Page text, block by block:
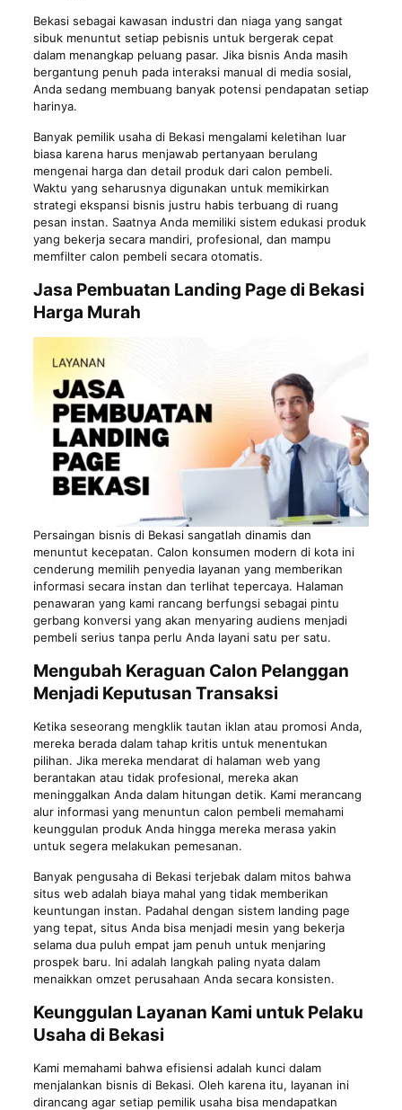
Bekasi sebagai kawasan industri dan niaga yang sangat
sibuk menuntut setiap pebisnis untuk bergerak cepat
dalam menangkap peluang pasar. Jika bisnis Anda masih
bergantung penuh pada interaksi manual di media sosial,
Anda sedang membuang banyak potensi pendapatan setiap
harinya.
Banyak pemilik usaha di Bekasi mengalami keletihan luar
biasa karena harus menjawab pertanyaan berulang
mengenai harga dan detail produk dari calon pembeli.
Waktu yang seharusnya digunakan untuk memikirkan
strategi ekspansi bisnis justru habis terbuang di ruang
pesan instan. Saatnya Anda memiliki sistem edukasi produk
yang bekerja secara mandiri, profesional, dan mampu
memfilter calon pembeli secara otomatis.
Jasa Pembuatan Landing Page di Bekasi
Harga Murah
Persaingan bisnis di Bekasi sangatlah dinamis dan
menuntut kecepatan. Calon konsumen modern di kota ini
cenderung memilih penyedia layanan yang memberikan
informasi secara instan dan terlihat tepercaya. Halaman
penawaran yang kami rancang berfungsi sebagai pintu
gerbang konversi yang akan menyaring audiens menjadi
pembeli serius tanpa perlu Anda layani satu per satu.
Mengubah Keraguan Calon Pelanggan
Menjadi Keputusan Transaksi
Ketika seseorang mengklik tautan iklan atau promosi Anda,
mereka berada dalam tahap kritis untuk menentukan
pilihan. Jika mereka mendarat di halaman web yang
berantakan atau tidak profesional, mereka akan
meninggalkan Anda dalam hitungan detik. Kami merancang
alur informasi yang menuntun calon pembeli memahami
keunggulan produk Anda hingga mereka merasa yakin
untuk segera melakukan pemesanan.
Banyak pengusaha di Bekasi terjebak dalam mitos bahwa
situs web adalah biaya mahal yang tidak memberikan
keuntungan instan. Padahal dengan sistem landing page
yang tepat, situs Anda bisa menjadi mesin yang bekerja
selama dua puluh empat jam penuh untuk menjaring
prospek baru. Ini adalah langkah paling nyata dalam
menaikkan omzet perusahaan Anda secara konsisten.
Keunggulan Layanan Kami untuk Pelaku
Usaha di Bekasi
Kami memahami bahwa efisiensi adalah kunci dalam
menjalankan bisnis di Bekasi. Oleh karena itu, layanan ini
dirancang agar setiap pemilik usaha bisa mendapatkan